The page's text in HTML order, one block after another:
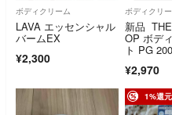
ボディクリーム
LAVA エッセンシャル
バームEX
¥2,300
ボディクリ
新品
OP ボデ
ト PG
¥2,970
1%還元